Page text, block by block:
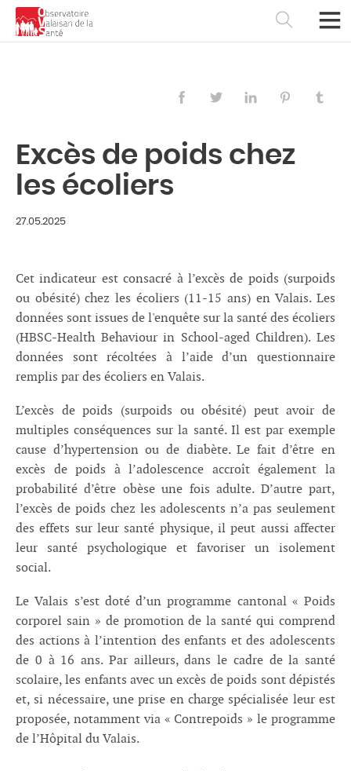
Français Deutsch
Excès de poids chez
les écoliers
27.05.2025
Cet indicateur est consacré à l’excès de poids (surpoids
ou obésité) chez les écoliers (11-15 ans) en Valais. Les
données sont issues de l'enquête sur la santé des écoliers
(HBSC-Health Behaviour in School-aged Children). Les
données sont récoltées à l’aide d’un questionnaire
remplis par des écoliers en Valais.
L’excès de poids (surpoids ou obésité) peut avoir de
multiples conséquences sur la santé. Il est par exemple
cause d’hypertension ou de diabète. Le fait d’être en
excès de poids à l’adolescence accroît également la
probabilité d’être obèse une fois adulte. D’autre part,
l’excès de poids chez les adolescents n’a pas seulement
des effets sur leur santé physique, il peut aussi affecter
leur santé psychologique et favoriser un isolement
social.
Le Valais s’est doté d’un programme cantonal « Poids
corporel sain » de promotion de la santé qui comprend
des actions à l’intention des enfants et des adolescents
de 0 à 16 ans. Par ailleurs, dans le cadre de la santé
scolaire, les enfants avec un excès de poids sont dépistés
et, si nécessaire, une prise en charge spécialisée leur est
proposée, notamment via « Contrepoids » le programme
de l’Hôpital du Valais.